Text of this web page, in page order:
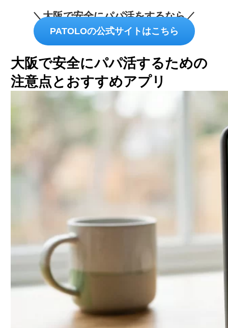
＼大阪で安全にパパ活をするなら／
PATOLOの公式サイトはこちら
大阪で安全にパパ活するための
注意点とおすすめアプリ